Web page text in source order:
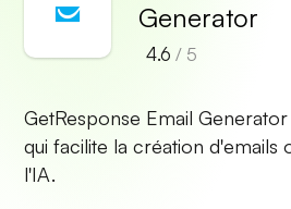
Generator
4.6 / 5
GetResponse Email
qui facilite la création d'emails
l'IA.